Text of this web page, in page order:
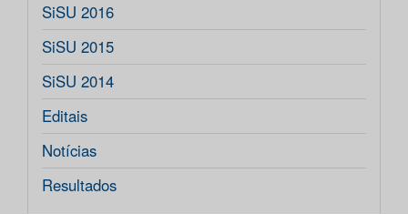
SiSU 2016
SiSU 2015
SiSU 2014
Editais
Notícias
Resultados